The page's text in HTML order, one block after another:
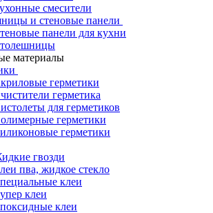
смесители
и стеновые панели
панели для кухни
материалы
герметики
герметика
для герметиков
герметики
герметики
гвозди
пва, жидкое стекло
клеи
клеи
клеи